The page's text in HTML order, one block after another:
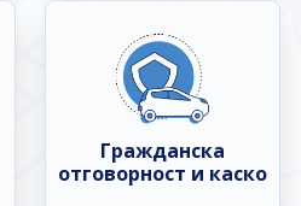
Гражданска
отговорност и каско